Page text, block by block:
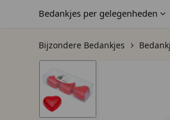
Bedankjes per gelegenheden
Bijzondere Bedankjes